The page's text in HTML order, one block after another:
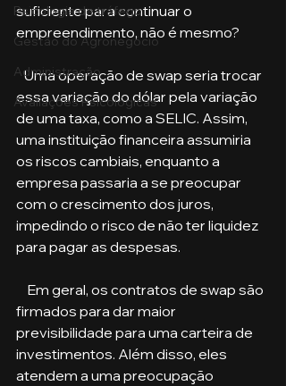
Psicologia de tráfego
Gestão do Agronegócio
Administração
Avaliações Psicológicas
suficiente para continuar o
empreendimento, não é mesmo?
   Uma operação de swap seria trocar
essa variação do dólar pela variação
de uma taxa, como a SELIC. Assim,
uma instituição financeira assumiria
os riscos cambiais, enquanto a
empresa passaria a se preocupar
com o crescimento dos juros,
impedindo o risco de não ter liquidez
para pagar as despesas.
firmados para dar maior
previsibilidade para uma carteira de
investimentos. Além disso, eles
atendem a uma preocupação